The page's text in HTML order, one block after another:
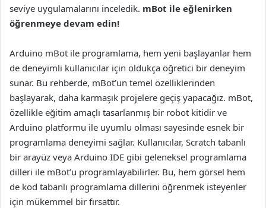
seviye uygulamalarını inceledik. mBot ile eğlenirken
öğrenmeye devam edin!
Arduino mBot ile programlama, hem yeni başlayanlar hem
de deneyimli kullanıcılar için oldukça öğretici bir deneyim
sunar. Bu rehberde, mBot’un temel özelliklerinden
başlayarak, daha karmaşık projelere geçiş yapacağız. mBot,
özellikle eğitim amaçlı tasarlanmış bir robot kitidir ve
Arduino platformu ile uyumlu olması sayesinde esnek bir
programlama deneyimi sağlar. Kullanıcılar, Scratch tabanlı
bir arayüz veya Arduino IDE gibi geleneksel programlama
dilleri ile mBot’u programlayabilirler. Bu, hem görsel hem
de kod tabanlı programlama dillerini öğrenmek isteyenler
için mükemmel bir fırsattır.